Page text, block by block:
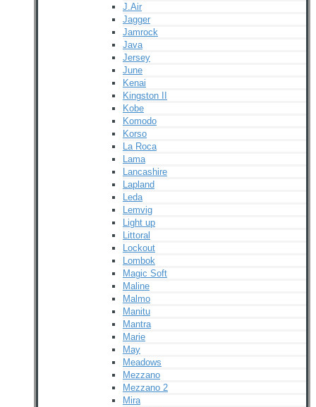
J.Air
Jagger
Jamrock
Java
Jersey
June
Kenai
Kingston II
Kobe
Komodo
Korso
La Roca
Lama
Lancashire
Lapland
Leda
Lemvig
Light up
Littoral
Lockout
Lombok
Magic Soft
Maline
Malmo
Manitu
Mantra
Marie
May
Meadows
Mezzano
Mezzano 2
Mira